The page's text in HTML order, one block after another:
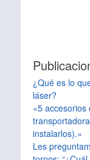
¿Qué es lo
láser?
«5
instalarlos).»
Les